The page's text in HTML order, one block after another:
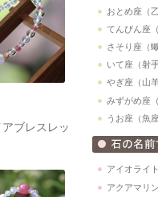
ブレスレッ
おとめ座（
てんびん座
さそり座（
いて座（射
やぎ座（山
みずがめ座
うお座（魚
アイオライト
アクアマリン